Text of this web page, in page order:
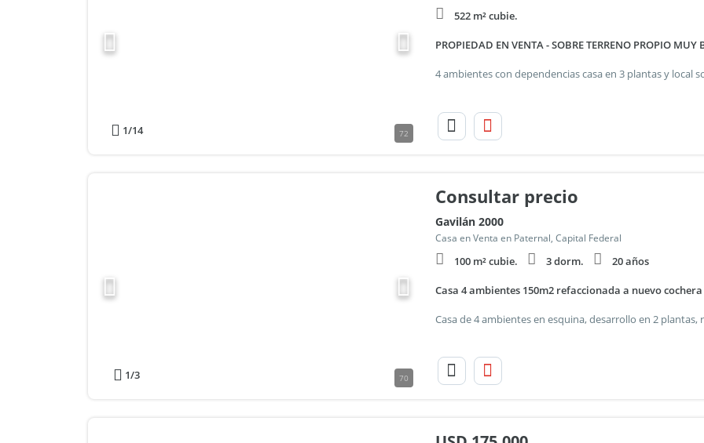
1/14 72
522 m² cubie.
PROPIEDAD EN VENTA - SOBRE TERRENO PROPIO
1/3 70
Consultar precio
Gavilán 2000
Casa en Venta en Paternal, Capital Federal
100 m² cubie. 3 dorm. 20 años
Casa 4 ambientes 150m2 refaccionada a nuevo